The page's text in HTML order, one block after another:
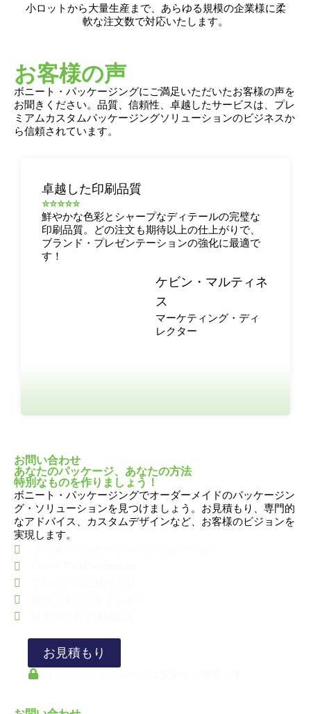
小ロットから大量生産まで、あらゆる規模の企業様に柔
軟な注文数で対応いたします。
お客様の声
ボニート・パッケージングにご満足いただいたお客様の声を
お聞きください。品質、信頼性、卓越したサービスは、プレ
ミアムカスタムパッケージングソリューションのビジネスか
ら信頼されています。
卓越した印刷品質
⭐⭐⭐⭐⭐
鮮やかな色彩とシャープなディテールの完璧な
印刷品質。どの注文も期待以上の仕上がりで、
ブランド・プレゼンテーションの強化に最適で
す！
ケビン・マルティネ
ス
マーケティング・ディ
レクター
お問い合わせ
あなたのパッケージ、あなたの方法
特別なものを作りましょう！
ボニート・パッケージングでオーダーメイドのパッケージン
グ・ソリューションを見つけましょう。お見積もり、専門的
なアドバイス、カスタムデザインなど、お客様のビジョンを
実現します。
お見積もり